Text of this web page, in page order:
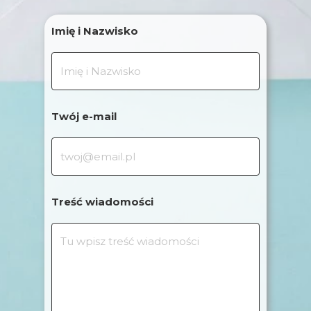
Imię i Nazwisko
Twój e-mail
Treść wiadomości